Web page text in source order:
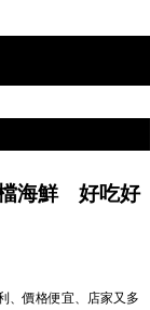
檔海鮮 好吃好
、價格便宜、店家又多